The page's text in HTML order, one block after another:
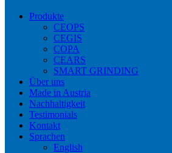
Produkte
CEOPS
CEGIS
COPA
CEARS
SMART GRINDING
Über uns
Made in Austria
Nachhaltigkeit
Testimonials
Kontakt
Sprachen
English